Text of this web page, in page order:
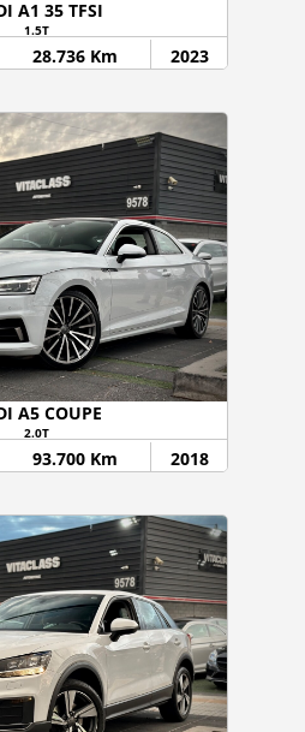
A1 35 TFSI
1.5T
28.736 Km 2023
A5 COUPE
2.0T
93.700 Km 2018